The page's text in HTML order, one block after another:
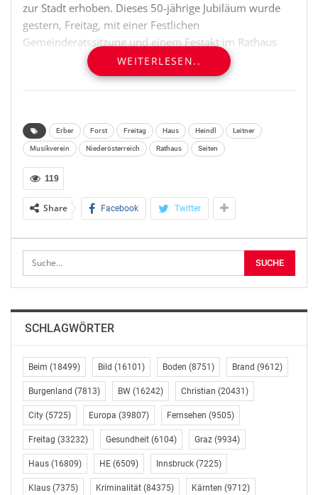
zur Stadt erhoben. Dieses 50-jährige Jubiläum wurde
gestern, Freitag, mit einer Festlichen
Gemeinderatssitzung und einem Festakt im Rathaus
sowie daran anschließend mit dem Musical „The
Journey – eine unverhoffte Reise“ der Musikschule
Wieselburg in der Erlauftal-Halle am Messegelände in
Bürgermeister Josef Leitner unter anderen
Landeshauptfrau Johanna Mikl-Leitner, LH-Stellvertreter
Leichtfried und Bürgermeister a.D. Karl Gerstl
begrüßen.
„einem ganz besonderen Jubiläum“: 50 Jahre
Stadterhebung Wieselburg seien „ein schöner Anlass
auch nach vorne zu schauen auf alles, was noch vor
uns liegt“. Wieselburg habe sich in den letzten fünf
entwickelt, gratulierte Mikl-Leitner „zu dieser
dynamischen Entwicklung“.
Wieselburg sei „eine Stadt mit vielen starken Seiten“,
hob die Landeshauptfrau die Bedeutung der Stadt
zunächst „als Messestadt“ hervor – so sei Wieselburg
als solche „weit über den Bezirk hinaus bekannt“, etwa
mit der „Ab Hof“-Messe, „Land, Forst & Jagd“,
WEITERLESEN..
Erber Forst Freitag Haus Heindl Leitner
Musikverein Niederösterreich Rathaus Seiten
119
Share Facebook Twitter
SCHLAGWÖRTER
Beim (18499) Bild (16101) Boden (8751) Brand (9612)
Burgenland (7813) BW (16242) Christian (20431)
City (5725) Europa (39807) Fernsehen (9505)
Freitag (33232) Gesundheit (6104) Graz (9934)
Haus (16809) HE (6509) Innsbruck (7225)
Klaus (7375) Kriminalität (84375) Kärnten (9712)